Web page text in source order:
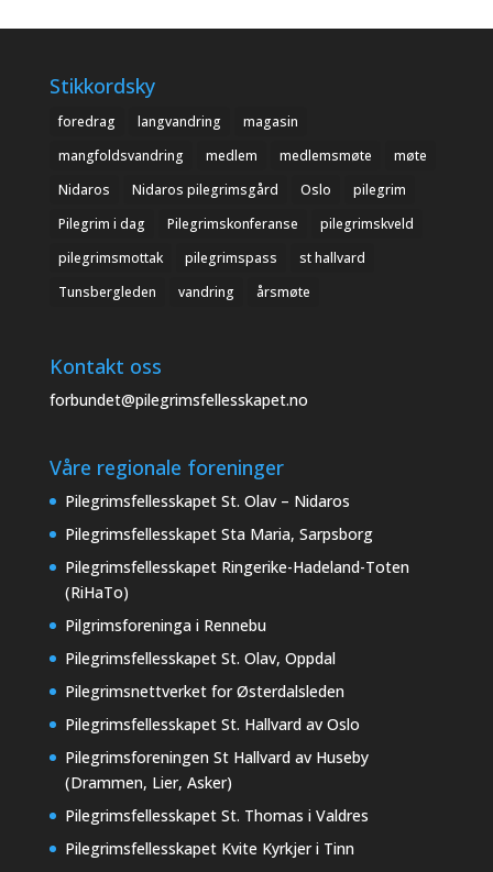
Stikkordsky
foredrag langvandring
magasin
mangfoldsvandring
medlem medlemsmøte
møte
Nidaros
Nidaros pilegrimsgård Oslo
pilegrim
Pilegrim i dag
Pilegrimskonferanse
pilegrimskveld
pilegrimsmottak
pilegrimspass
st hallvard
Tunsbergleden
vandring årsmøte
Kontakt oss
forbundet@pilegrimsfellesskapet.no
Våre regionale foreninger
Pilegrimsfellesskapet St. Olav – Nidaros
Pilegrimsfellesskapet Sta Maria, Sarpsborg
Pilegrimsfellesskapet Ringerike-Hadeland-Toten
(RiHaTo)
Pilgrimsforeninga i Rennebu
Pilegrimsfellesskapet St. Olav, Oppdal
Pilegrimsnettverket for Østerdalsleden
Pilegrimsfellesskapet St. Hallvard av Oslo
Pilegrimsforeningen St Hallvard av Huseby
(Drammen, Lier, Asker)
Pilegrimsfellesskapet St. Thomas i Valdres
Pilegrimsfellesskapet Kvite Kyrkjer i Tinn